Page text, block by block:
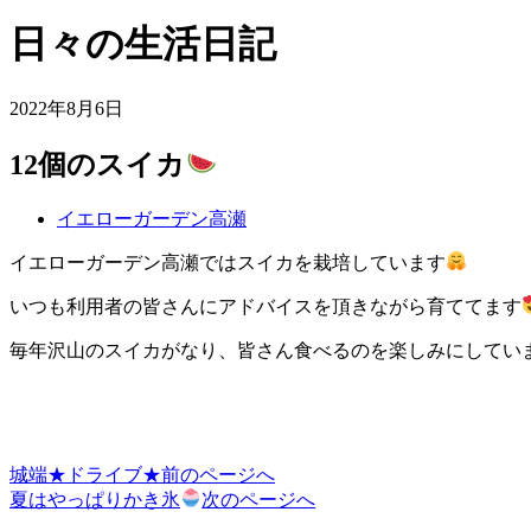
日々の生活日記
2022年8月6日
12個のスイカ
イエローガーデン高瀬
イエローガーデン高瀬ではスイカを栽培しています
いつも利用者の皆さんにアドバイスを頂きながら育ててます
毎年沢山のスイカがなり、皆さん食べるのを楽しみにしてい
投
稿
城端★ドライブ★前のページへ
夏はやっぱりかき氷
次のページへ